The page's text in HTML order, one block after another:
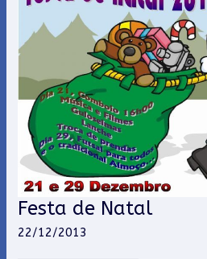
Festa de Natal
22/12/2013
Festa
de